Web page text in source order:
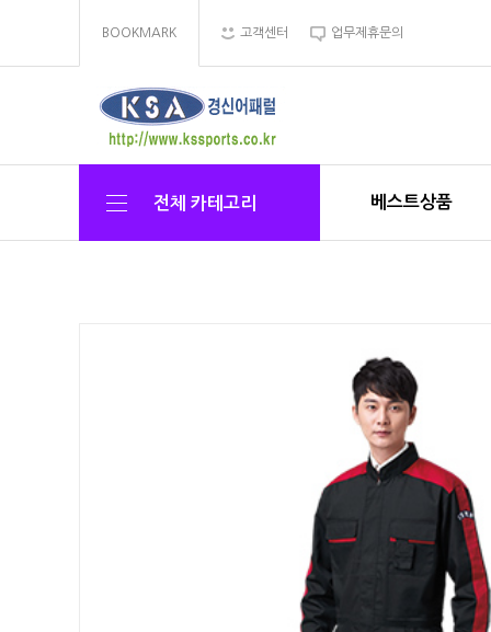
BOOKMARK 고객센터 업무제휴문의
전체 카테고리 베스트상품